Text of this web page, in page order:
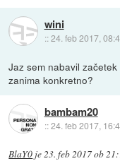
wini
::24. feb 2017,
Jaz sem nabavil
zanima konkretno?
bambam20
::24. feb 2017,
BlaY0 je23. feb 2017 ob